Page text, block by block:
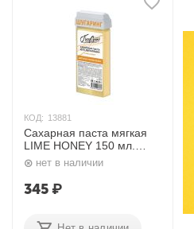
КОД: 13881
Сахарная паста мягкая
LIME HONEY 150 мл.
Frezy Gran'd
нет в наличии
345₽